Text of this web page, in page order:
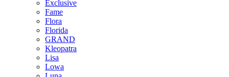
Exclusive
Fame
Flora
Florida
GRAND
Kleopatra
Lisa
Lowa